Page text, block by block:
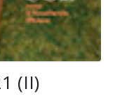
(II)